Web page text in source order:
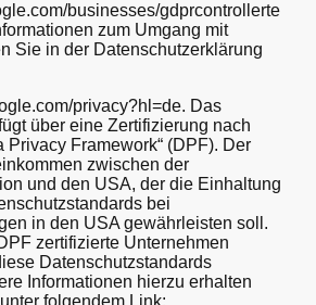
businesses/gdprcontrollerte
zum Umgang mit
Sie in der Datenschutzerklärung
privacy?hl=de. Das
über eine Zertifizierung nach
Privacy Framework“ (DPF). Der
zwischen der
und den USA, der die Einhaltung
bei
in den USA gewährleisten soll.
zertifizierte Unternehmen
Datenschutzstandards
Informationen hierzu erhalten